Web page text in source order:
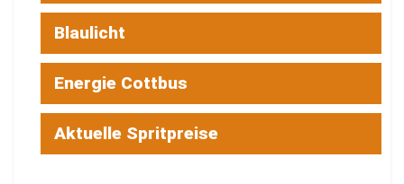
Blaulicht
Energie Cottbus
Aktuelle Spritpreise